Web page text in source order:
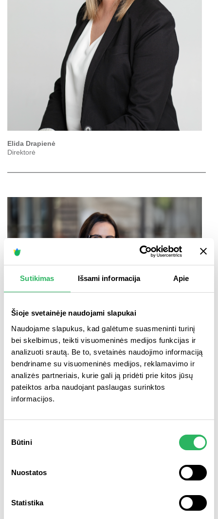
Sutikimas Išsami informacija Apie
Šioje svetainėje naudojami slapukai
Naudojame slapukus, kad galėtume suasmeninti turinį
bei skelbimus, teikti visuomeninės medijos funkcijas ir
analizuoti srautą. Be to, svetainės naudojimo informaciją
bendriname su visuomeninės medijos, reklamavimo ir
analizės partneriais, kurie gali ją pridėti prie kitos jūsų
pateiktos arba naudojant paslaugas surinktos
informacijos.
pasirinkimas
Būtini
Nuostatos
Statistika
Elida Drapienė
Direktorė
Ingrida Tamašauskienė
Klientų patirčių valdymo skyriaus vadovė